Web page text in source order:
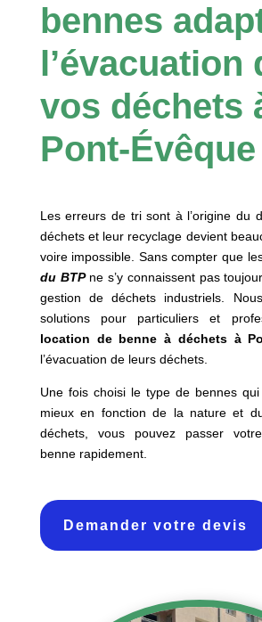
bennes
l’évacuation
vos déchets
Pont-Évêque
Les erreurs de tri sont à l’origine du
déchets et leur recyclage devient
voire impossible. Sans compter que
du BTPne s’y connaissent pas
gestion de déchets industriels.
solutions pour particuliers et
location de benne à déchets à
l’évacuation de leurs déchets.
Une fois choisi le type de bennes
mieux en fonction de la nature et
déchets, vous pouvez passer
benne rapidement.
Demander votre devis